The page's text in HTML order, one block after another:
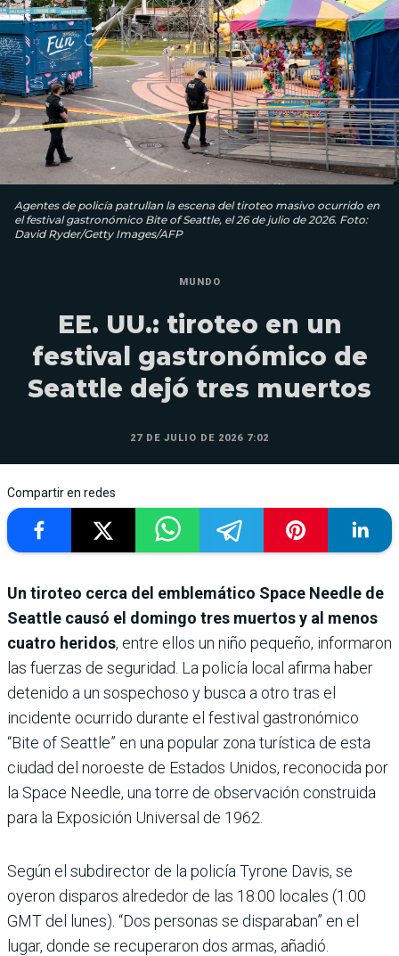
Agentes de policía patrullan la escena del tiroteo masivo ocurrido en
el festival gastronómico Bite of Seattle, el 26 de julio de 2026. Foto:
David Ryder/Getty Images/AFP
MUNDO
EE. UU.: tiroteo en un
festival gastronómico de
Seattle dejó tres muertos
27 DE JULIO DE 2026 7:02
Compartir en redes
Un tiroteo cerca del emblemático Space Needle de
Seattle causó el domingo tres muertos y al menos
cuatro heridos, entre ellos un niño pequeño, informaron
las fuerzas de seguridad. La policía local afirma haber
detenido a un sospechoso y busca a otro tras el
incidente ocurrido durante el festival gastronómico
“Bite of Seattle” en una popular zona turística de esta
ciudad del noroeste de Estados Unidos, reconocida por
la Space Needle, una torre de observación construida
para la Exposición Universal de 1962.
Según el subdirector de la policía Tyrone Davis, se
oyeron disparos alrededor de las 18:00 locales (1:00
GMT del lunes). “Dos personas se disparaban” en el
lugar, donde se recuperaron dos armas, añadió.